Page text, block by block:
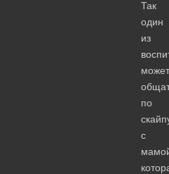
Так
один
из
может
по
с